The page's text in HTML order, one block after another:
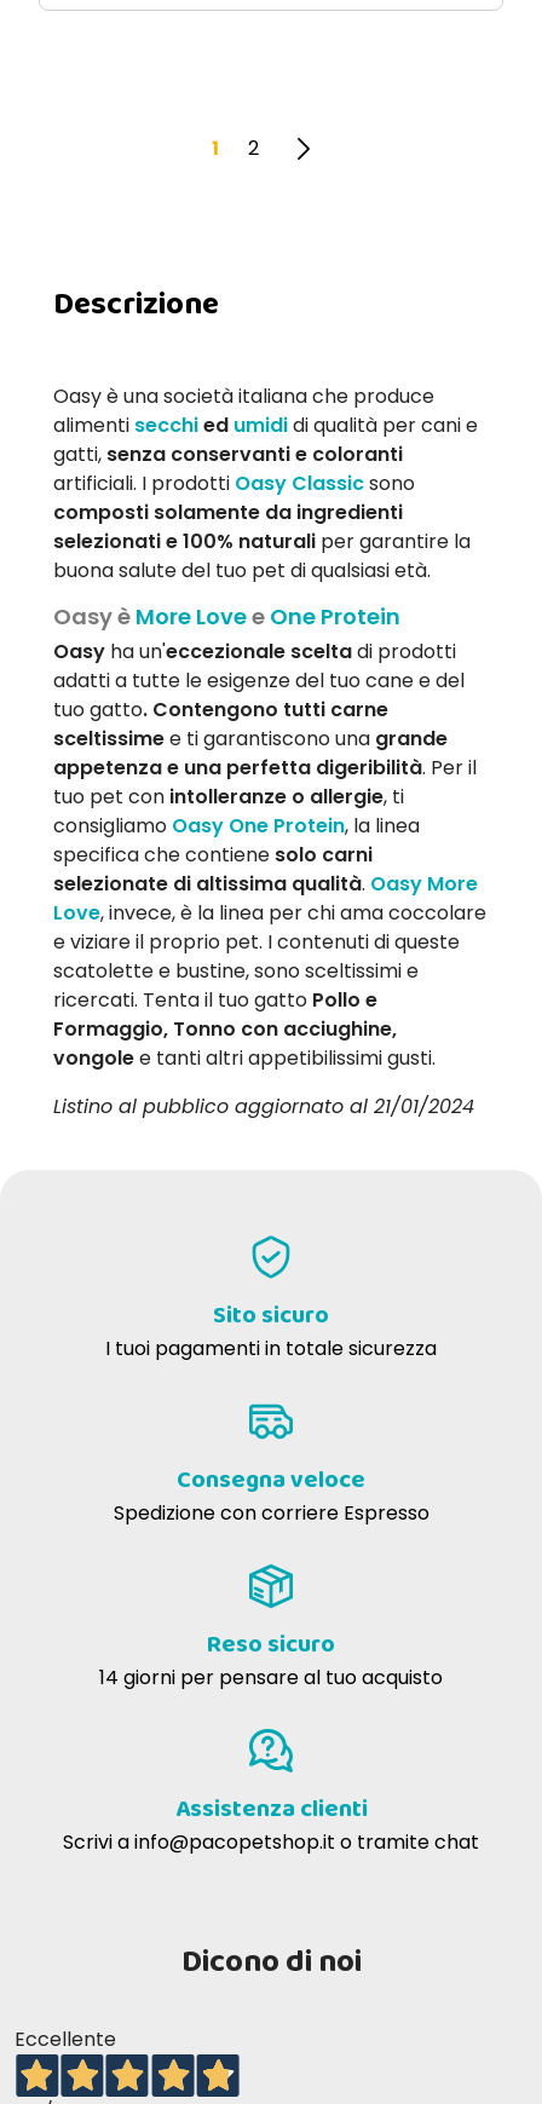
1 2
Descrizione
Oasy è una società italiana che produce
alimenti secchied umididi qualità per cani e
gatti, senza conservanti e coloranti
artificiali. I prodotti Oasy Classicsono
composti solamente da ingredienti
selezionati e100% naturali per garantire la
buona salute del tuo pet di qualsiasi età.
Oasy è More Lovee One Protein
Oasy ha un'eccezionale sceltadi prodotti
adatti a tutte le esigenze del tuo cane e del
tuo gatto. Contengono tutti carne
sceltissimee ti garantiscono una grande
appetenza e una perfetta digeribilità. Per il
tuo pet con intolleranze o allergie, ti
consigliamo Oasy One Protein, la linea
specifica che contiene solo carni
selezionate di altissima qualità. Oasy More
Love, invece, è la linea per chi ama coccolare
e viziare il proprio pet. I contenuti di queste
scatolette e bustine, sono sceltissimi e
ricercati. Tenta il tuo gatto Pollo e
Formaggio, Tonno con acciughine,
vongolee tanti altri appetibilissimi gusti.
Listino al pubblico aggiornato al 21/01/2024
Sito sicuro
I tuoi pagamenti in totale sicurezza
Consegna veloce
Spedizione con corriere Espresso
Reso sicuro
14 giorni per pensare al tuo acquisto
Assistenza clienti
Scrivi ainfo@pacopetshop.it o tramite chat
Dicono di noi
Eccellente